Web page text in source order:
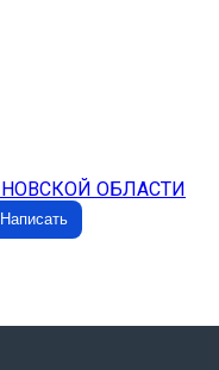
ОБЛАСТИ
Написать